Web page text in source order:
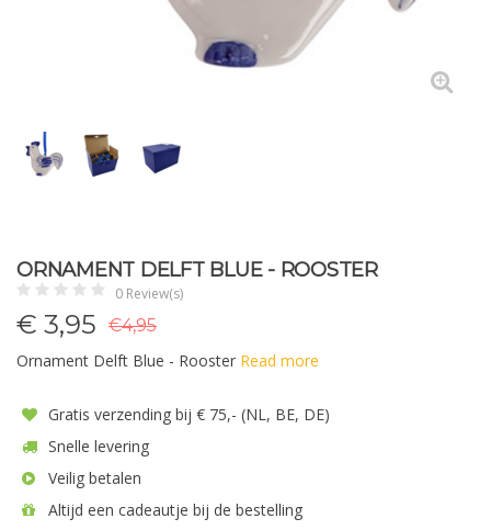
ORNAMENT DELFT BLUE - ROOSTER
0 Review(s)
€ 3,95
€4,95
Ornament Delft Blue - Rooster Read more
Gratis verzending bij € 75,- (NL, BE, DE)
Snelle levering
Veilig betalen
Altijd een cadeautje bij de bestelling